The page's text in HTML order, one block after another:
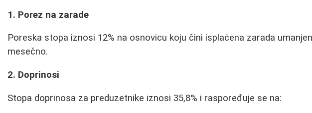
1. Porez na zarade
Poreska stopa iznosi 12% na osnovicu koju čini isplaćena zarada
mesečno.
2. Doprinosi
Stopa doprinosa za preduzetnike iznosi 35,8% i raspoređuje se na: